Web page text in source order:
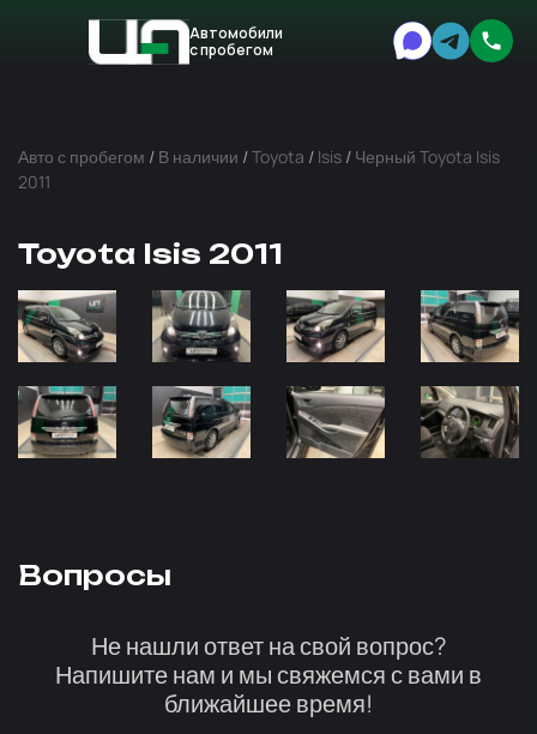
Автомобили
с пробегом
Авто с пробегом / В наличии /Toyota / Isis / Черный Toyota Isis
2011
Toyota Isis 2011
Вопросы
Не нашли ответ на свой вопрос?
Напишите нам и мы свяжемся с вами в
ближайшее время!